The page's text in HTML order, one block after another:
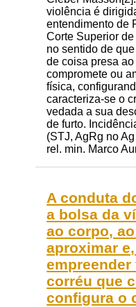
violência é
entendimento de
Corte Superior
no sentido de
de coisa presa
compromete ou
física,
caracteriza-se o
vedada a sua
de furto.
(STJ, AgRg no
rel. min. Marco
A conduta
a bolsa da
ao corpo,
aproximar
corréu que
configura o